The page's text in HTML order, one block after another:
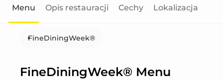
Menu Opis restauracji Cechy Lokalizacja
FineDiningWeek®
FineDiningWeek® Menu